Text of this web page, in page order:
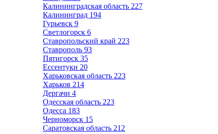
Калининградская область 227
Калининград 194
Гурьевск 9
Светлогорск 6
Ставропольский край 223
Ставрополь 93
Пятигорск 35
Ессентуки 20
Харьковская область 223
Харьков 214
Дергачи 4
Одесская область 223
Одесса 183
Черноморск 15
Саратовская область 212